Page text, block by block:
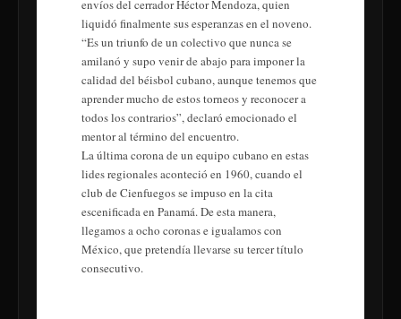
envíos del cerrador Héctor Mendoza, quien
liquidó finalmente sus esperanzas en el noveno.
“Es un triunfo de un colectivo que nunca se
amilanó y supo venir de abajo para imponer la
calidad del béisbol cubano, aunque tenemos que
aprender mucho de estos torneos y reconocer a
todos los contrarios”, declaró emocionado el
mentor al término del encuentro.
La última corona de un equipo cubano en estas
lides regionales aconteció en 1960, cuando el
club de Cienfuegos se impuso en la cita
escenificada en Panamá. De esta manera,
llegamos a ocho coronas e igualamos con
México, que pretendía llevarse su tercer título
consecutivo.